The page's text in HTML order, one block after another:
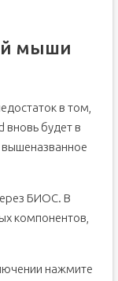
мыши
в том,
вновь будет в
вышеназванное
БИОС. В
компонентов,
нажмите